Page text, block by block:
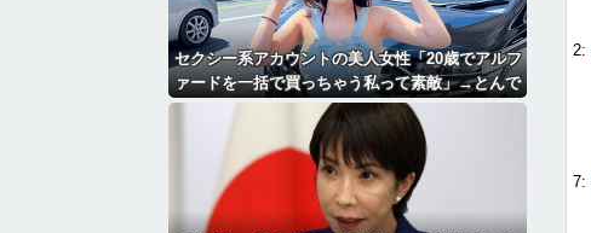
2:
7:
セクシー系アカウントの美人女性「20歳でアルフ
ァードを一括で買っちゃう私って素敵」→とんで
もないものが映り込んでしまい、終わる